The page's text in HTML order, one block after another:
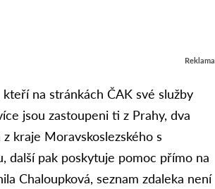
Reklama
na stránkách ČAK své služby
jsou zastoupeni ti z Prahy, dva
kraje Moravskoslezského s
další pak poskytuje pomoc přímo na
Chaloupková, seznam zdaleka není